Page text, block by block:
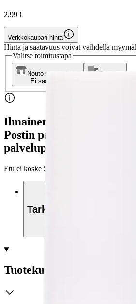
2,99 €
Verkkokaupan hinta
Hinta ja saatavuus voivat vaihdella
Valitse toimitustapa
Nouto myymälästä
Ei saatavilla
Toimitus
Ilmainen toimitus yli 100
Postin pakettiautomaattiin
palvelupisteeseen!
Etu ei koske Suuri‑lisäpalvelulla
Tarkista
Tuotekuvaus